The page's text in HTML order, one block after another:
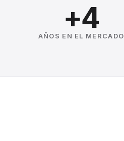
+4
AÑOS EN EL MERCADO